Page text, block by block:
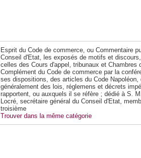
Esprit du Code de commerce, ou Commentaire
Conseil d'Etat, les exposés de motifs et
celles des Cours d'appel, tribunaux et
Complément du Code de commerce par la
ses dispositions, des articles du Code
généralement des lois, réglemens et décrets
rapportent, ou auxquels il se réfère ; dédié à S.
Locré, secrétaire général du Conseil d'Etat,
troisième
Trouver dans la même catégorie